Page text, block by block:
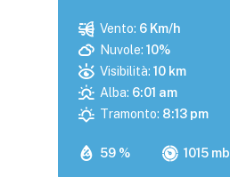
59 % 1015 mb
Vento: 6 Km/h
Nuvole: 10%
Visibilità: 10 km
Alba: 6:01 am
Tramonto: 8:13 pm